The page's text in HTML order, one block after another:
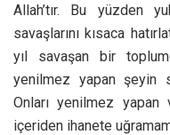
Allah’tır. Bu yüzden
savaşlarını kısaca
yıl savaşan bir
yenilmez yapan şeyin
Onları yenilmez yapan
içeriden ihanete